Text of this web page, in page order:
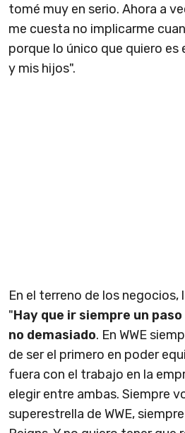
tomé muy en serio. Ahora a
me cuesta no implicarme
porque lo único que quiero es
y mis hijos".
En el terreno de los
"Hay que ir siempre un
no demasiado. En WWE
de ser el primero en poder
fuera con el trabajo en la
elegir entre ambas. Siempre
superestrella de WWE,